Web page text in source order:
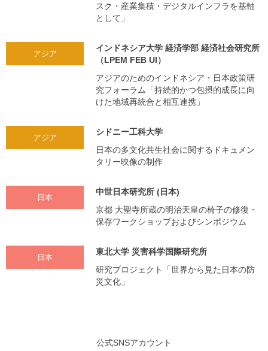
スク・産業集積・デジタルインフラを基軸
として」
アジア
インドネシア大学 経済学部 経済社会研究所
（LPEM FEB UI）
アジアのためのインドネシア・日本政策研
究フォーラム「持続的かつ包摂的成長に向
けた地域再統合と相互連携」
アジア
シドニー工科大学
日本の多文化共生社会に関するドキュメン
タリー映像の制作
日本
中世日本研究所 (日本)
京都 大聖寺所蔵の明治天皇の椅子の修復・
保存ワークショップおよびシンポジウム
日本
東北大学 災害科学国際研究所
研究プロジェクト「世界から見た日本の防
災文化」
公式SNSアカウント